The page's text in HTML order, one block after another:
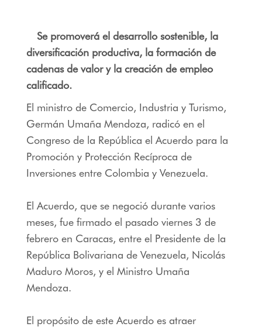
Se promoverá el desarrollo sostenible, la
diversificación productiva, la formación de
cadenas de valor y la creación de empleo
calificado.
El ministro de Comercio, Industria y Turismo,
Germán Umaña Mendoza, radicó en el
Congreso de la República el Acuerdo para la
Promoción y Protección Recíproca de
Inversiones entre Colombia y Venezuela.
El Acuerdo, que se negoció durante varios
meses, fue firmado el pasado viernes 3 de
febrero en Caracas, entre el Presidente de la
República Bolivariana de Venezuela, Nicolás
Maduro Moros, y el Ministro Umaña
Mendoza.
El propósito de este Acuerdo es atraer